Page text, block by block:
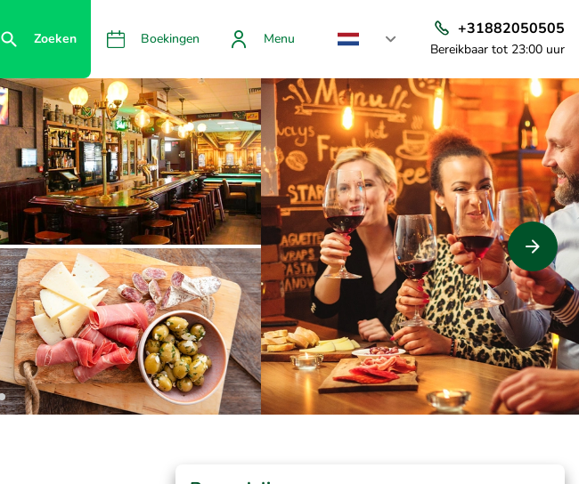
Zoeken Boekingen Menu
+31882050505
Bereikbaar tot 23:00 uur